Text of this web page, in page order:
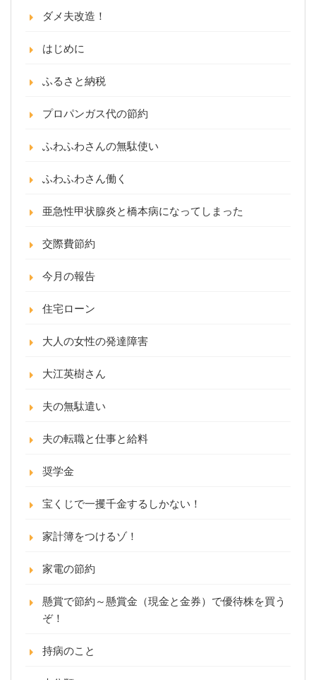
ダメ夫改造！
はじめに
ふるさと納税
プロパンガス代の節約
ふわふわさんの無駄使い
ふわふわさん働く
亜急性甲状腺炎と橋本病になってしまった
交際費節約
今月の報告
住宅ローン
大人の女性の発達障害
大江英樹さん
夫の無駄遣い
夫の転職と仕事と給料
奨学金
宝くじで一攫千金するしかない！
家計簿をつけるゾ！
家電の節約
懸賞で節約～懸賞金（現金と金券）で優待株を買う
ぞ！
持病のこと